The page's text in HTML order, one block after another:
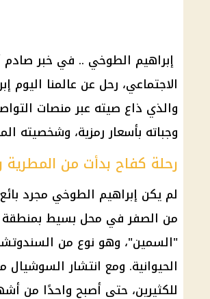
إبراهيم الطوخي .. في خبر صادم
الاجتماعي، رحل عن عالمنا
والذي ذاع صيته عبر منصات
وجباته بأسعار رمزية، وشخصيته
رحلة كفاح بدأت من
لم يكن إبراهيم الطوخي مجرد
من الصفر في محل بسيط بمنطقة
"السمين"، وهو نوع من
الحيوانية. ومع انتشار
للكثيرين، حتى أصبح واحدًا من